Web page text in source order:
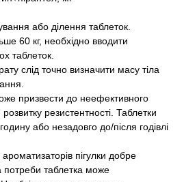
або ділення таблеток.
60 кг, необхідно вводити
таблеток.
слід точно визначити масу тіла
призвести до неефективного
резистентності. Таблетки
або незадовго до/після годівлі
ароматизаторів пігулки добре
потреби таблетка може